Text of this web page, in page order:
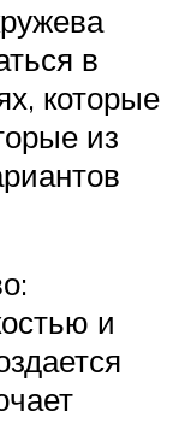
в
которые
из
и